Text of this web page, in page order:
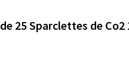
25 Sparclettes de Co2